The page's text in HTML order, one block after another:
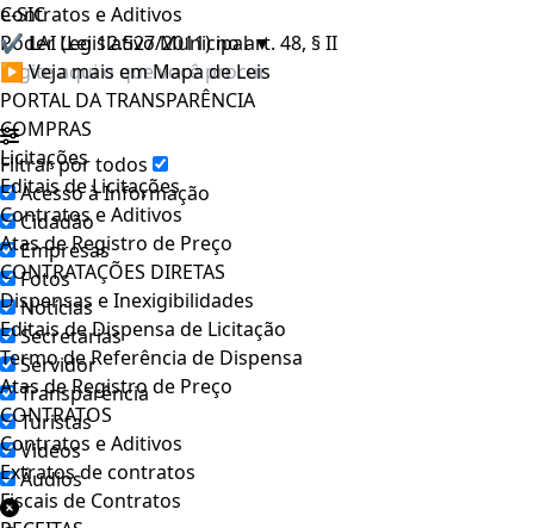
e-SIC
Poder Legislativo Municipal▼
Filtrar por todos
Acesso à Informação
Cidadão
Empresas
Fotos
Notícias
Secretarias
Servidor
Transparência
Turistas
Videos
Áudios
Contratos e Aditivos
✔ LAI (Lei 12.527/2011) no art. 48, § II
▶ Veja mais em Mapa de Leis
PORTAL DA TRANSPARÊNCIA
COMPRAS
Licitações
Editais de Licitações
Contratos e Aditivos
Atas de Registro de Preço
CONTRATAÇÕES DIRETAS
Dispensas e Inexigibilidades
Editais de Dispensa de Licitação
Termo de Referência de Dispensa
Atas de Registro de Preço
CONTRATOS
Contratos e Aditivos
Extratos de contratos
Fiscais de Contratos